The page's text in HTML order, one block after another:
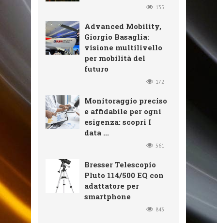
135
Advanced Mobility,
Giorgio Basaglia:
visione multilivello
per mobilità del
futuro
172
Monitoraggio preciso
e affidabile per ogni
esigenza: scopri I
data ...
561
Bresser Telescopio
Pluto 114/500 EQ con
adattatore per
smartphone
843